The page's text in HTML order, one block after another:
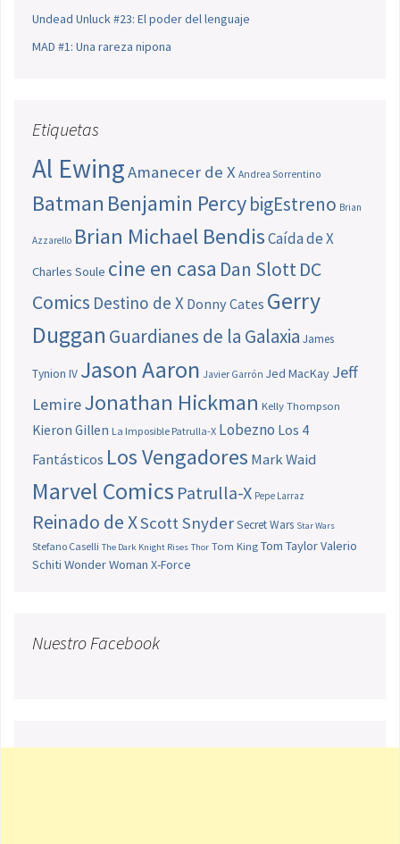
Undead Unluck #23: El poder del lenguaje
MAD #1: Una rareza nipona
Etiquetas
Al EwingAmanecer de X Andrea Sorrentino
Batman Benjamin PercybigEstreno Brian
Azzarello Brian Michael BendisCaída de X
Charles Soule cine en casa Dan SlottDC
Comics Destino de X Donny Cates Gerry
Duggan Guardianes de la Galaxia James
Tynion IV Jason Aaron Javier Garrón Jed MacKay Jeff
LemireJonathan Hickman Kelly Thompson
Kieron Gillen La Imposible Patrulla-X Lobezno Los 4
Fantásticos Los Vengadores Mark Waid
Marvel Comics Patrulla-X Pepe Larraz
Reinado de XScott SnyderSecret Wars Star Wars
Stefano Caselli The Dark Knight Rises Thor Tom King Tom TaylorValerio
Schiti Wonder Woman X-Force
Nuestro Facebook